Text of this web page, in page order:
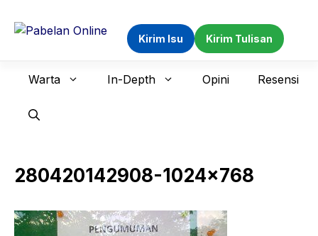
Kirim Isu Kirim Tulisan
Warta In-Depth Opini Resensi
280420142908-1024×768